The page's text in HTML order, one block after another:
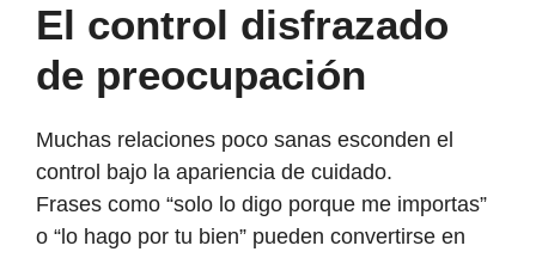
El control disfrazado
de preocupación
Muchas relaciones poco sanas esconden el
control bajo la apariencia de cuidado.
Frases como “solo lo digo porque me importas”
o “lo hago por tu bien” pueden convertirse en